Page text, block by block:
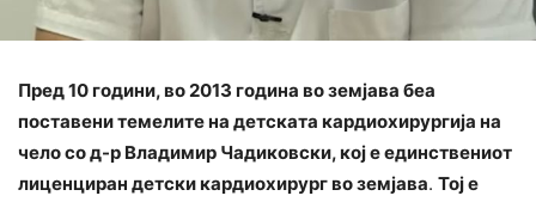
Пред 10 години, во 2013 година во земјава беа
поставени темелите на детската кардиохирургија на
чело со д-р Владимир Чадиковски, кој е единствениот
лиценциран детски кардиохирург во земјава. Тој е